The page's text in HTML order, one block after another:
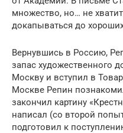
множество, но… не
докапываться до
Вернувшись в Россию,
запас художественного
Москву и вступил в
Москве Репин
закончил картину
написал (со второй
подготовил к